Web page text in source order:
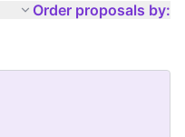
Order proposals by: